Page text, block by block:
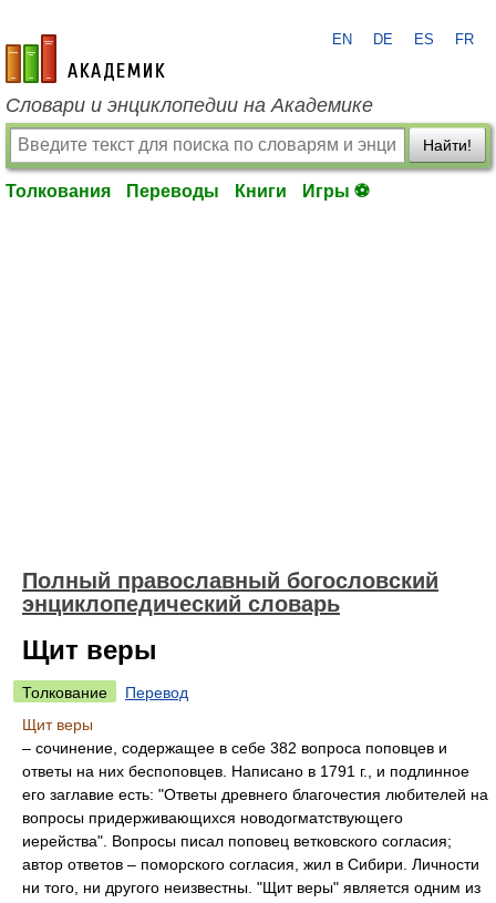
academic.ru
EN DE ES FR
Словари и энциклопедии на Академике
Найти!
Толкования Переводы Книги Игры ⚽
Полный православный богословский
энциклопедический словарь
Щит веры
Толкование
Перевод
Щит веры
– сочинение, содержащее в себе 382 вопроса поповцев и
ответы на них беспоповцев. Написано в 1791 г., и подлинное
его заглавие есть: "Ответы древнего благочестия любителей на
вопросы придерживающихся новодогматствующего
иерейства". Вопросы писал поповец ветковского согласия;
автор ответов – поморского согласия, жил в Сибири. Личности
ни того, ни другого неизвестны. "Щит веры" является одним из